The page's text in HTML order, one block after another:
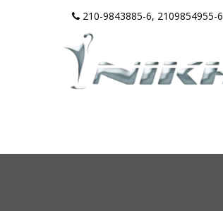
210-9843885-6, 2109854955-6